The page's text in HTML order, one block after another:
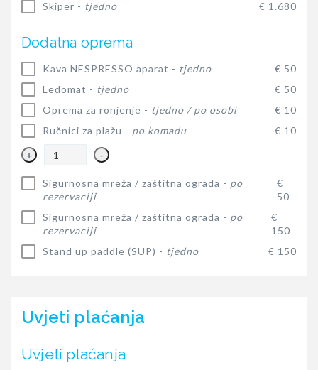
Skiper - tjedno € 1.680
Dodatna oprema
Kava NESPRESSO aparat - tjedno
€ 50
Ledomat - tjedno
€ 50
Oprema za ronjenje - tjedno / po osobi
€ 10
Ručnici za plažu - po komadu € 10
+ -
Sigurnosna mreža / zaštitna ograda - po
rezervaciji
€
50
Sigurnosna mreža / zaštitna ograda - po
rezervaciji
€
150
Stand up paddle (SUP) - tjedno € 150
Uvjeti plaćanja
Uvjeti plaćanja